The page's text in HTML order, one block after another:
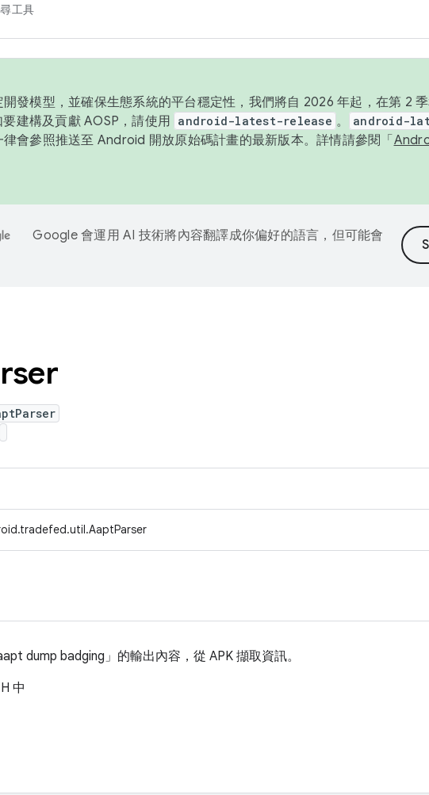
工具
發模型，並確保生態系統的平台穩定性，我們將自 2026 年起，在第 2
建構及貢獻 AOSP，請使用 android-latest-release 。 android-
會參照推送至 Android 開放原始碼計畫的最新版本。詳情請參閱「
Google 會運用 AI 技術將內容翻譯成你偏好的語言，但可能會
dump badging」的輸出內容，從 APK 擷取資訊。
中